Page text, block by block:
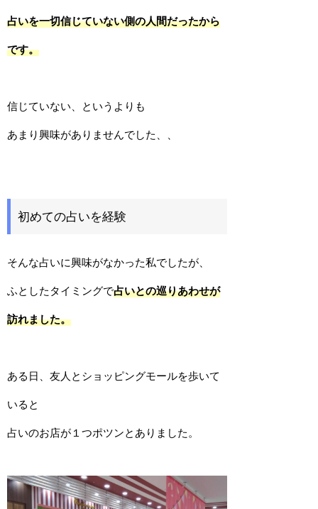
占いを一切信じていない側の人間だったから
です。
信じていない、というよりも
あまり興味がありませんでした、、
初めての占いを経験
そんな占いに興味がなかった私でしたが、
ふとしたタイミングで占いとの巡りあわせが
訪れました。
ある日、友人とショッピングモールを歩いて
いると
占いのお店が１つポツンとありました。